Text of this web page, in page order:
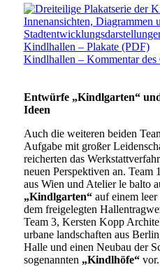
Kindlhallen – Plakate (PDF)
Kindlhallen – Kommentar
Entwürfe „Kindlgarten“
Ideen
Auch die weiteren beiden
Aufgabe mit großer
reicherten das
neuen Perspektiven an.
aus Wien und Atelier le balto
„Kindlgarten“auf einem leer
dem freigelegten
Team 3, Kersten Kopp
urbane landschaften aus
Halle und einen Neubau der
sogenannten „Kindlhöfe“ vor.